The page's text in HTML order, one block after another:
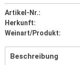
Artikel-Nr.:
Herkunft:
Weinart/Produkt:
Beschreibung